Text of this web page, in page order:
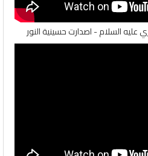
السلام - اصدارت حسينية النور